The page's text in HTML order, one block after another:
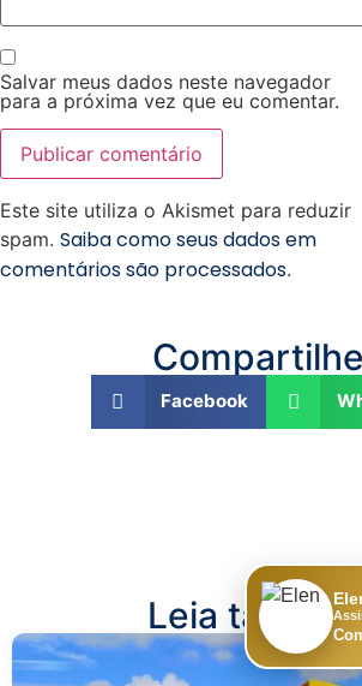
Salvar meus dados neste navegador
para a próxima vez que eu comentar.
Este site utiliza o Akismet para reduzir
spam. Saiba como seus dados em
comentários são processados.
Facebook
Leia